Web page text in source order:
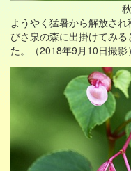
ようやく猛暑から解放さ
びさ泉の森に出掛けてみ
た。（2018年9月10日撮影）